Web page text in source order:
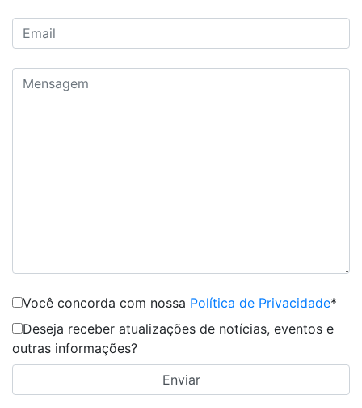
Você concorda com nossa Política de Privacidade*
Deseja receber atualizações de notícias, eventos e
outras informações?